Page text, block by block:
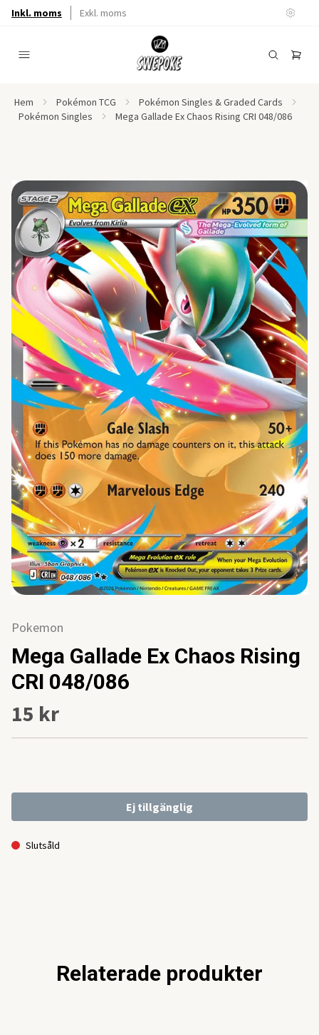
Inkl. moms Exkl. moms
Hem Pokémon TCG
Pokémon Singles & Graded Cards
Pokémon Singles
Mega Gallade Ex Chaos Rising CRI 048/086
Pokemon
Mega Gallade Ex Chaos Rising
CRI 048/086
15 kr
Ej tillgänglig
Slutsåld
Relaterade produkter